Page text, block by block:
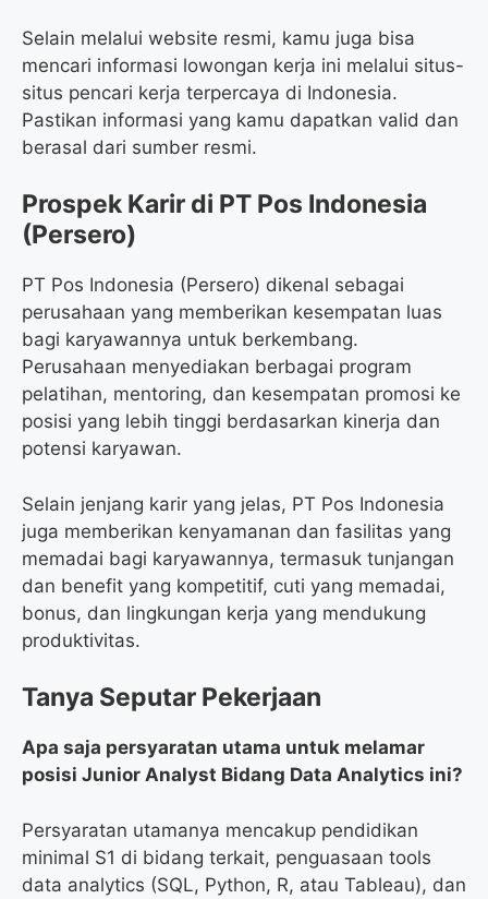
Selain melalui website resmi, kamu juga bisa
mencari informasi lowongan kerja ini melalui situs-
situs pencari kerja terpercaya di Indonesia.
Pastikan informasi yang kamu dapatkan valid dan
berasal dari sumber resmi.
Prospek Karir di PT Pos Indonesia
(Persero)
PT Pos Indonesia (Persero) dikenal sebagai
perusahaan yang memberikan kesempatan luas
bagi karyawannya untuk berkembang.
Perusahaan menyediakan berbagai program
pelatihan, mentoring, dan kesempatan promosi ke
posisi yang lebih tinggi berdasarkan kinerja dan
potensi karyawan.
Selain jenjang karir yang jelas, PT Pos Indonesia
juga memberikan kenyamanan dan fasilitas yang
memadai bagi karyawannya, termasuk tunjangan
dan benefit yang kompetitif, cuti yang memadai,
bonus, dan lingkungan kerja yang mendukung
produktivitas.
Tanya Seputar Pekerjaan
Apa saja persyaratan utama untuk melamar
posisi Junior Analyst Bidang Data Analytics ini?
Persyaratan utamanya mencakup pendidikan
minimal S1 di bidang terkait, penguasaan tools
data analytics (SQL, Python, R, atau Tableau), dan